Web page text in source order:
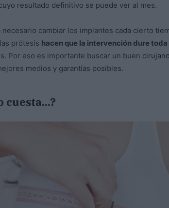
resultado definitivo se puede ver al mes.
necesario cambiar los implantes cada cierto
prótesis hacen que la intervención dure toda
Por eso es importante buscar un buen cirujano
medios y garantías posibles.
cuesta...?